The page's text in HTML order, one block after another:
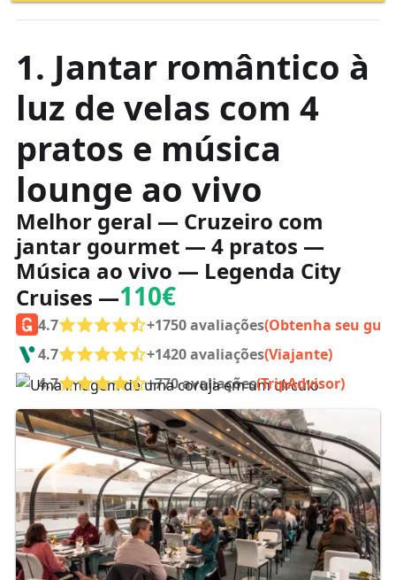
1. Jantar romântico à
luz de velas com 4
pratos e música
lounge ao vivo
Melhor geral — Cruzeiro com
jantar gourmet — 4 pratos —
Música ao vivo — Legenda City
Cruises —110€
+1750 avaliações(Obtenha seu
4.7
+1420 avaliações(Viajante)
4.7
+770 avaliações(TripAdvisor)
4.7